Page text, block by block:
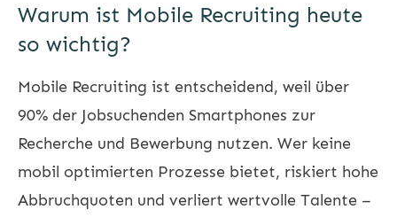
Warum ist Mobile Recruiting heute
so wichtig?
Mobile Recruiting ist entscheidend, weil über
90% der Jobsuchenden Smartphones zur
Recherche und Bewerbung nutzen. Wer keine
mobil optimierten Prozesse bietet, riskiert hohe
Abbruchquoten und verliert wertvolle Talente –